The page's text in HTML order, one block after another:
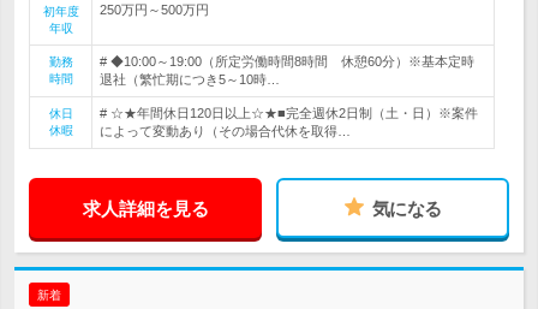
初年度
年収
250万円～500万円
勤務
時間
# ◆10:00～19:00（所定労働時間8時間 休憩60分）※基本定時
退社（繁忙期につき5～10時…
休日
休暇
# ☆★年間休日120日以上☆★■完全週休2日制（土・日）※案件
によって変動あり（その場合代休を取得…
求人詳細を見る 気になる
新着